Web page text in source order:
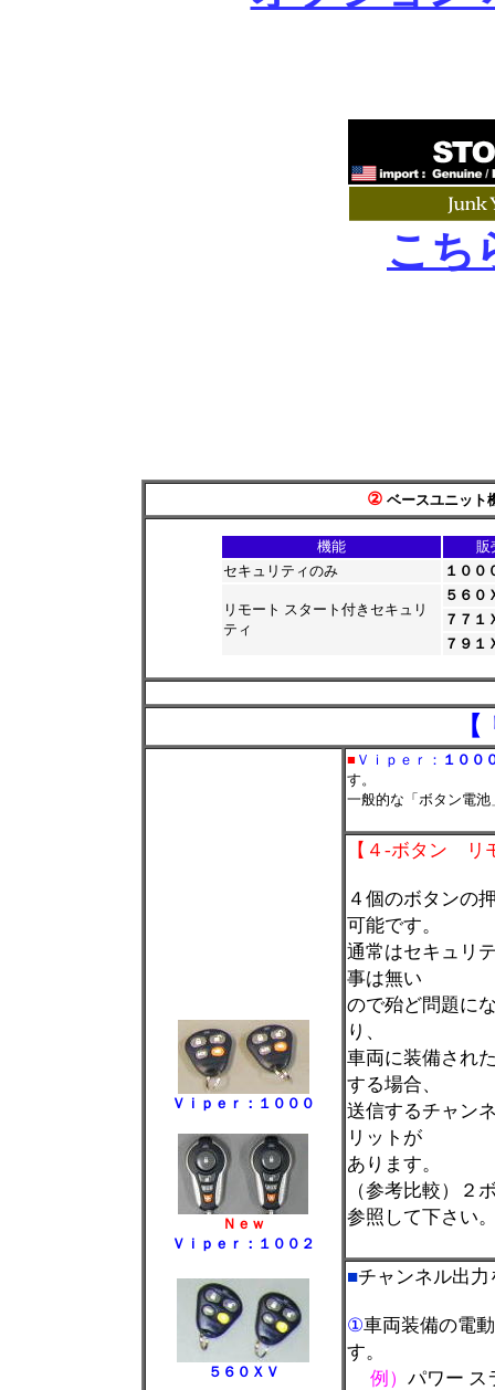
こち
② ベースユニット
機能
販
セキュリティのみ
１００
リモート スタート付きセキュリ
ティ
５６０
７７１
７９１
Ｖｉｐｅｒ：１０００
Ｎｅｗ
Ｖｉｐｅｒ：１００２
５６０ＸＶ
■ Ｖｉｐｅｒ： １００
す。
一般的な「ボタン電
【４-ボタン リ
４個のボタンの
可能です。
通常はセキュリ
事は無い
ので殆ど問題に
り、
車両に装備され
する場合、
送信するチャン
リットが
あります。
（参考比較）２
参照して下さい
■チャンネル出
①車両装備の電
す。
例） パワー